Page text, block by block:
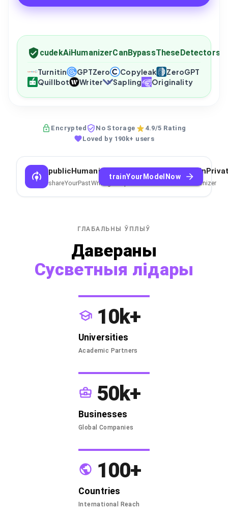
cudekAiHumanizerCanBypassTheseDetectors
Turnitin GPTZero Copyleak
ZeroGPT
Quillbot
Writer Sapling Originality
Encrypted No Storage
4.9/5 Rating
Loved by 190k+ users
shareYourPastWritingSamplesToTrainPrivateAIHumanizer
trainYourModelNow
ГЛАБАЛЬНЫ ЎПЛЫЎ
Давераны
Сусветныя лідары
10k+
Universities
Academic Partners
50k+
Businesses
Global Companies
100+
Countries
International Reach